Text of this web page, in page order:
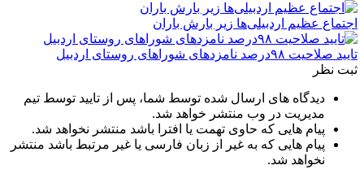
اجتماع عظیم اردبیلی‌ها زیر بارش باران
تایید صلاحیت ۹۸درصد نامزدهای شوراهای روستای اردبیل
ثبت نظر
دیدگاه های ارسال شده توسط شما، پس از تایید توسط تیم
مدیریت در وب منتشر خواهد شد.
پیام هایی که حاوی تهمت یا افترا باشد منتشر نخواهد شد.
پیام هایی که به غیر از زبان فارسی یا غیر مرتبط باشد منتشر
نخواهد شد.